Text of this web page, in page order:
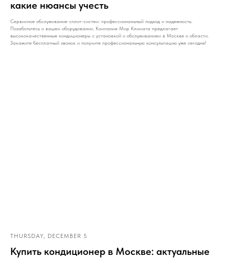
какие нюансы учесть
Сервисное обслуживание сплит-систем: профессиональный подход и надежность.
Позаботьтесь о вашем оборудовании. Компания Мир Климата предлагает
высококачественные кондиционеры с установкой и обслуживанием в Москве и области.
Закажите бесплатный звонок и получите профессиональную консультацию уже сегодня!
THURSDAY, DECEMBER 5
Купить кондиционер в Москве: актуальные